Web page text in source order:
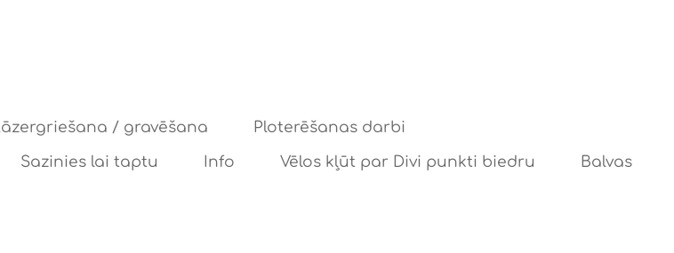
/ gravēšana Ploterēšanas darbi
Sazinies lai taptu Info Vēlos kļūt par Divi punkti biedru Balvas